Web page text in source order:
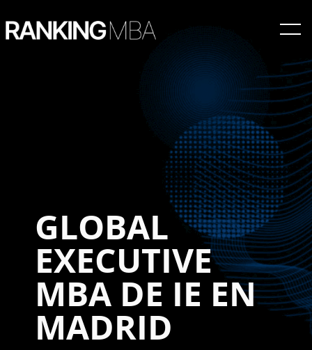
GLOBAL
EXECUTIVE
MBA DE IE EN
MADRID